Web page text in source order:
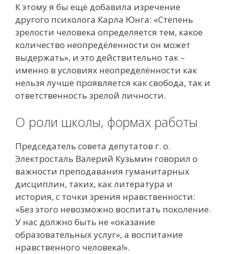
К этому я бы ещё добавила изречение
другого психолога Карла Юнга: «Степень
зрелости человека определяется тем, какое
количество неопредёленности он может
выдержать», и это действительно так –
именно в условиях неопределённости как
нельзя лучше проявляется как свобода, так и
ответственность зрелой личности.
О роли школы, формах работы
Председатель совета депутатов г. о.
Электросталь Валерий Кузьмин говорил о
важности преподавания гуманитарных
дисциплин, таких, как литература и
история, с точки зрения нравственности:
«Без этого невозможно воспитать поколение.
У нас должно быть не «оказание
образовательных услуг», а воспитание
нравственного человека!».